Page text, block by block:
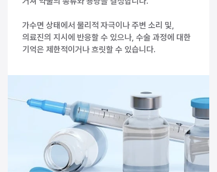
가수면 상태에서 물리적 자극이나 주변 소리 및,
의료진의 지시에 반응할 수 있으나, 수술 과정에 대한
기억은 제한적이거나 흐릿할 수 있습니다.